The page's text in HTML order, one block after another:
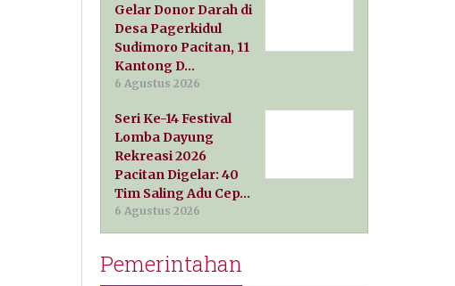
Gelar Donor Darah di
Desa Pagerkidul
Sudimoro Pacitan, 11
Kantong D…
6 Agustus 2026
Seri Ke-14 Festival
Lomba Dayung
Rekreasi 2026
Pacitan Digelar: 40
Tim Saling Adu Cep…
6 Agustus 2026
Pemerintahan